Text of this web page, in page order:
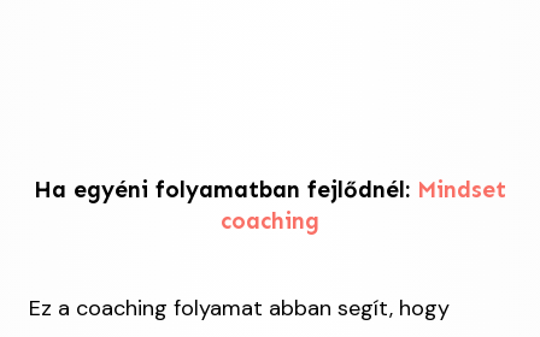
Ha egyéni folyamatban fejlődnél: Mindset
coaching
Ez a coaching folyamat abban segít, hogy